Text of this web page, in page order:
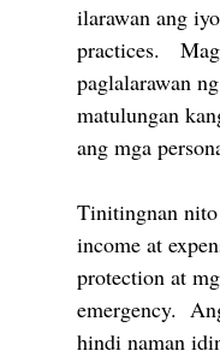
ilarawan ang
practices.
paglalarawan
matulungan
ang mga
Tinitingnan
income at
protection at
emergency.
hindi naman